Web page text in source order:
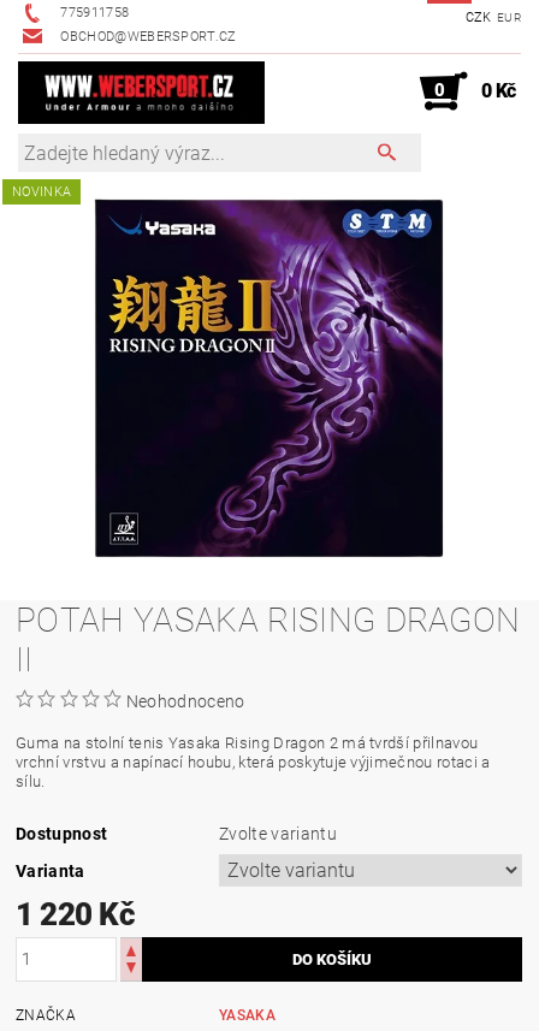
775911758
OBCHOD@WEBERSPORT.CZ
CZK EUR
0 0 Kč
NOVINKA
POTAH YASAKA RISING DRAGON
II
Neohodnoceno
Guma na stolní tenis Yasaka Rising Dragon 2 má tvrdší přilnavou
vrchní vrstvu a napínací houbu, která poskytuje výjimečnou rotaci a
sílu.
Dostupnost
Zvolte variantu
Varianta
1 220 Kč
ZNAČKA
YASAKA